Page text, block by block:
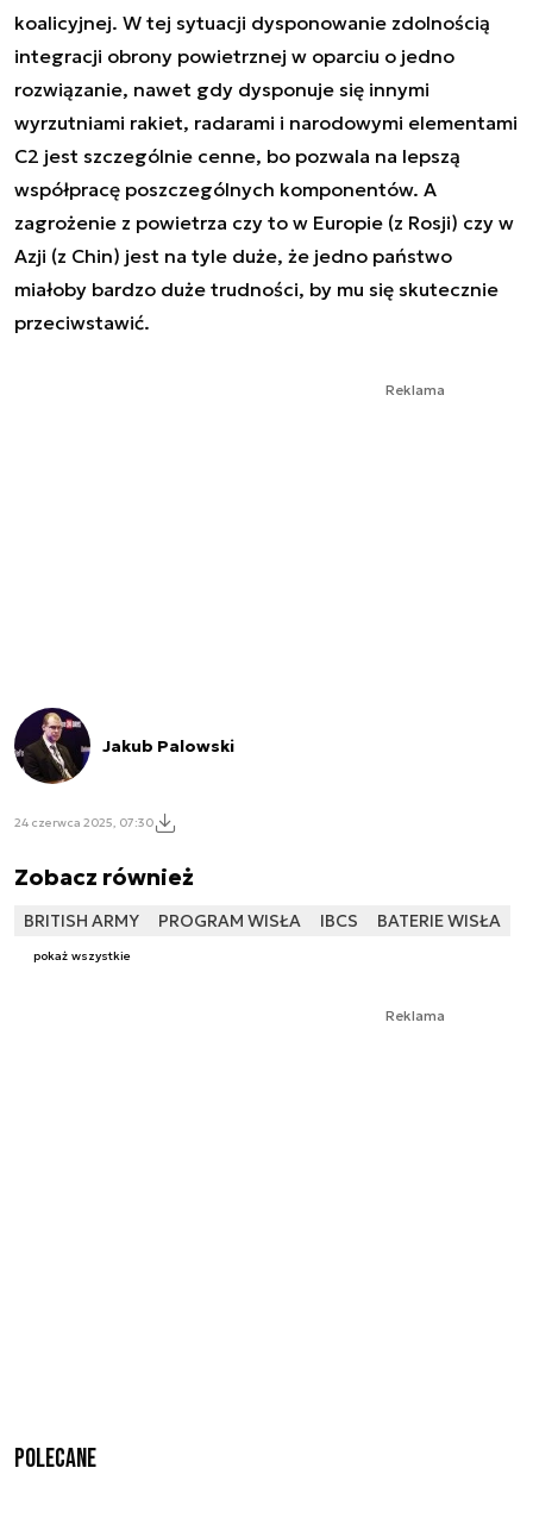
koalicyjnej. W tej sytuacji dysponowanie zdolnością
integracji obrony powietrznej w oparciu o jedno
rozwiązanie, nawet gdy dysponuje się innymi
wyrzutniami rakiet, radarami i narodowymi elementami
C2 jest szczególnie cenne, bo pozwala na lepszą
współpracę poszczególnych komponentów. A
zagrożenie z powietrza czy to w Europie (z Rosji) czy w
Azji (z Chin) jest na tyle duże, że jedno państwo
miałoby bardzo duże trudności, by mu się skutecznie
przeciwstawić.
Reklama
Jakub Palowski
24 czerwca 2025, 07:30
Zobacz również
BRITISH ARMY PROGRAM WISŁA IBCS BATERIE WISŁA
pokaż wszystkie
Reklama
Polecane